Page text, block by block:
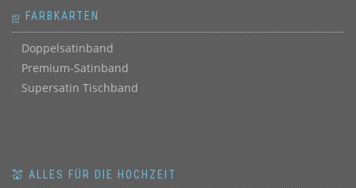
ஐ FARBKARTEN
Doppelsatinband
Premium-Satinband
Supersatin Tischband
💒 ALLES FÜR DIE HOCHZEIT